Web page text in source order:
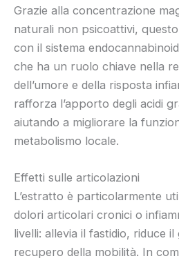
Grazie alla concentrazione
naturali non psicoattivi,
con il sistema
che ha un ruolo chiave nella
dell’umore e della risposta
rafforza l’apporto degli acidi
aiutando a migliorare la
metabolismo locale.
Effetti sulle articolazioni
L’estratto è particolarmente
dolori articolari cronici o
livelli: allevia il fastidio, riduce
recupero della mobilità. In